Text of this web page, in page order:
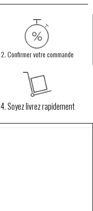
2. Confirmer votre commande
4. Soyez livrez rapidement